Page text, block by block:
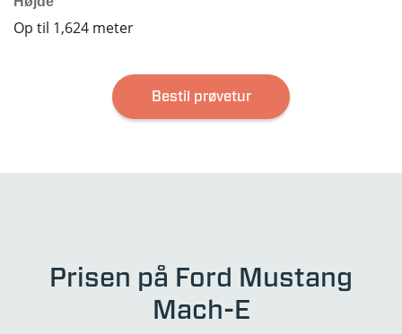
Op til 1,624 meter
Bestil prøvetur
Prisen på Ford Mustang
Mach-E